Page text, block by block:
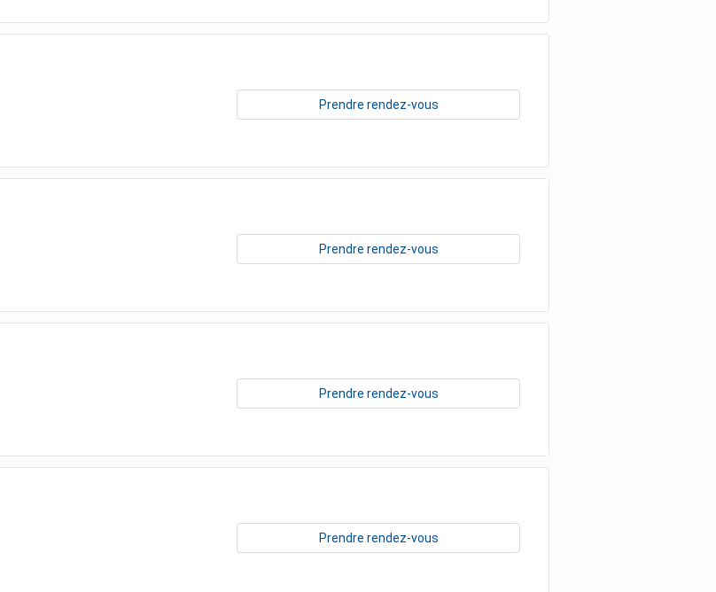
Prendre rendez-vous
Prendre rendez-vous
Prendre rendez-vous
Prendre rendez-vous